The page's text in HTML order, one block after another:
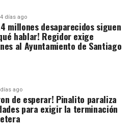
4 días ago
millones desaparecidos siguen
hablar! Regidor exige
al Ayuntamiento de Santiago
ago
de esperar! Pinalito paraliza
para exigir la terminación